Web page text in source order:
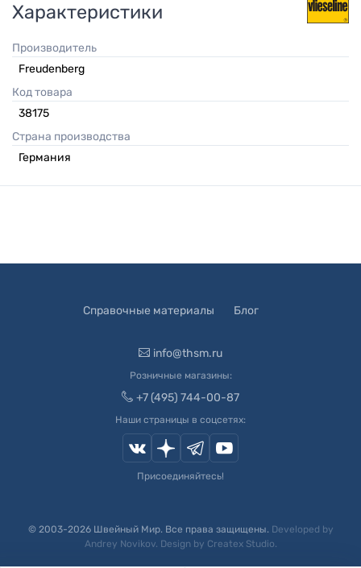
Характеристики
Производитель
Freudenberg
Код товара
38175
Страна производства
Германия
Справочные материалы Блог
info@thsm.ru
Розничные магазины:
+7 (495) 744-00-87
Наши страницы в соцсетях:
Присоединяйтесь!
© 2003-2026Швейный Мир. Все права защищены. Developed by
Andrey Novikov. Design by Createx Studio.